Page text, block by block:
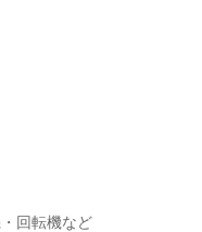
回転機など